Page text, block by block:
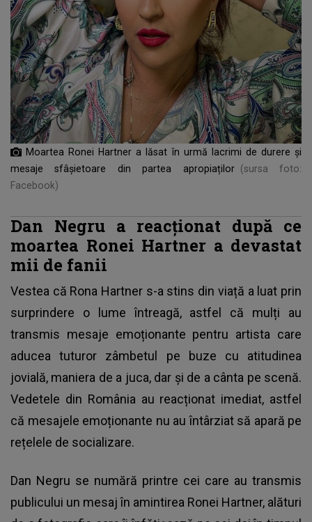
Moartea Ronei Hartner a lăsat în urmă lacrimi de durere și
mesaje sfâșietoare din partea apropiaților (sursa foto:
Facebook)
Dan Negru a reacționat după ce
moartea Ronei Hartner a devastat
mii de fanii
Vestea că Rona Hartner s-a stins din viață a luat prin
surprindere o lume întreagă, astfel că mulți au
transmis mesaje emoționante pentru artista care
aducea tuturor zâmbetul pe buze cu atitudinea
jovială, maniera de a juca, dar și de a cânta pe scenă.
Vedetele din România au reacționat imediat, astfel
că mesajele emoționante nu au întârziat să apară pe
rețelele de socializare.
Dan Negru se numără printre cei care au transmis
publicului un mesaj în amintirea Ronei Hartner, alături